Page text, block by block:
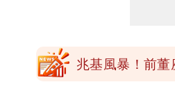
兆基風暴！前